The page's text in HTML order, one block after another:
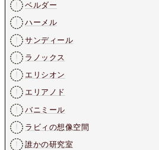
ベルダー
ハーメル
サンディール
ラノックス
エリシオン
エリアノド
バニミール
ラビィの想像空間
誰かの研究室